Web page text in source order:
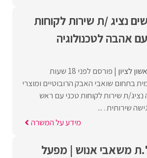
נציג /ת שירות לקוחות
אהבה לטכנולוגיה
לציון פורסם לפני 18 שעות
בתחום שואבי האבק הרובוטיים ומוצרי
נציג/ת שירות לקוחות טכני עם ראש
שירותית . ...
מידע על המשרה
משאבי אנוש | מפעל